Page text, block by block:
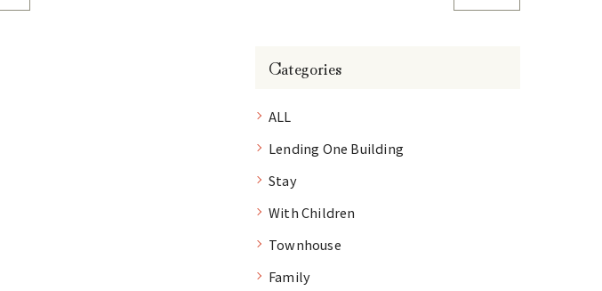
Categories
ALL
Lending One Building
Stay
With Children
Townhouse
Family